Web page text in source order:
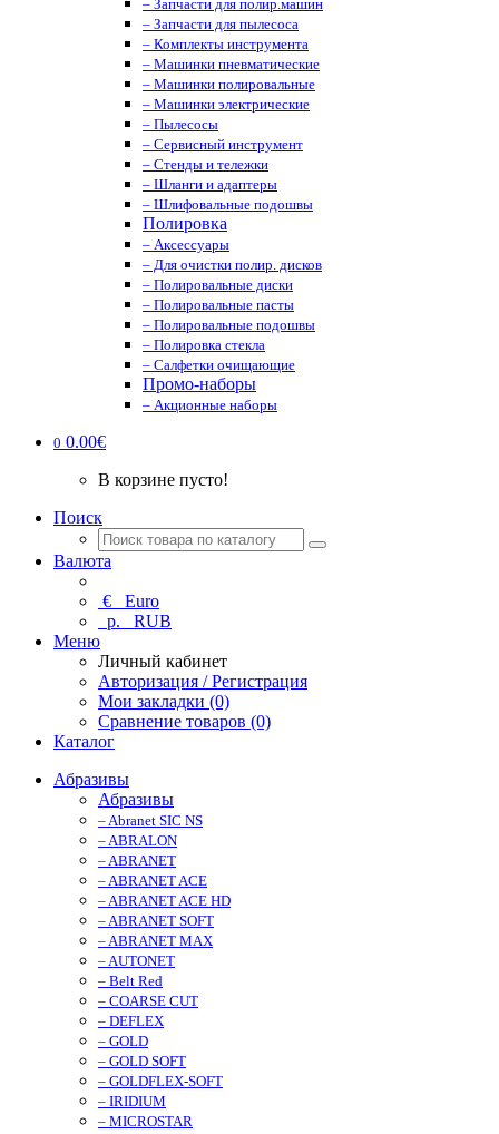
– Запчасти для полир.машин
– Запчасти для пылесоса
– Комплекты инструмента
– Машинки пневматические
– Машинки полировальные
– Машинки электрические
– Пылесосы
– Сервисный инструмент
– Стенды и тележки
– Шланги и адаптеры
– Шлифовальные подошвы
Полировка
– Аксессуары
– Для очистки полир. дисков
– Полировальные диски
– Полировальные пасты
– Полировальные подошвы
– Полировка стекла
– Салфетки очищающие
Промо-наборы
– Акционные наборы
0 0.00€
В корзине пусто!
Поиск
Валюта
€ Euro
р. RUB
Меню
Личный кабинет
Авторизация / Регистрация
Мои закладки (0)
Сравнение товаров (0)
Каталог
Абразивы
Абразивы
– Abranet SIC NS
– ABRALON
– ABRANET
– ABRANET ACE
– ABRANET ACE HD
– ABRANET SOFT
– ABRANET MAX
– AUTONET
– Belt Red
– COARSE CUT
– DEFLEX
– GOLD
– GOLD SOFT
– GOLDFLEX-SOFT
– IRIDIUM
– MICROSTAR